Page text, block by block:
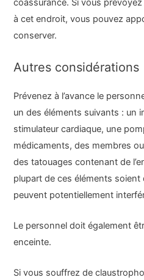
coassurance. Si vous
à cet endroit, vous pouvez
conserver.
Autres considérations
Prévenez à l’avance le
un des éléments suivants : un
stimulateur cardiaque, une
médicaments, des membres
des tatouages contenant de
plupart de ces éléments soient
peuvent potentiellement
Le personnel doit également
enceinte.
Si vous souffrez de